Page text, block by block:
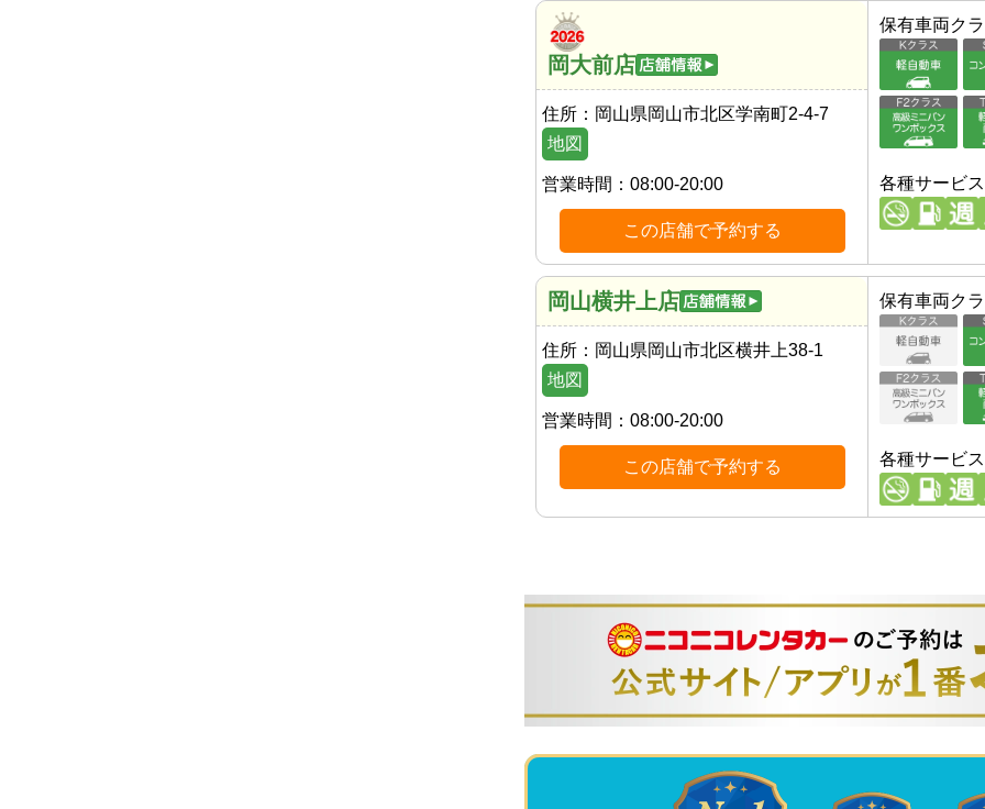
岡大前店
住所： 岡山県岡山市北区学南町2-4-7
地図
営業時間： 08:00-20:00
この店舗で予約する
保有車両ク
各種サービス
岡山横井上店
住所： 岡山県岡山市北区横井上38-1
地図
営業時間： 08:00-20:00
この店舗で予約する
保有車両ク
各種サービス